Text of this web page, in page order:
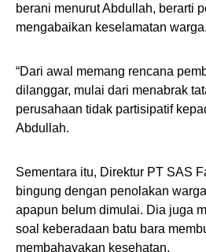
berani menurut Abdullah, berarti
mengabaikan keselamatan warga.
“Dari awal memang rencana
dilanggar, mulai dari menabrak
perusahaan tidak partisipatif
Abdullah.
Sementara itu, Direktur PT SAS
bingung dengan penolakan
apapun belum dimulai. Dia juga
soal keberadaan batu bara
membahayakan kesehatan.